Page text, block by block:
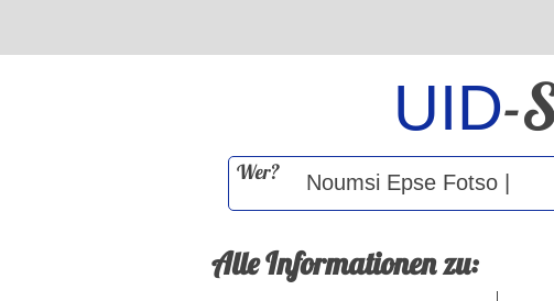
UID-
Wer?
Alle Informationen zu: